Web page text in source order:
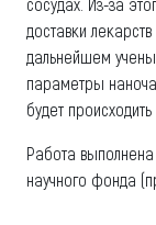
доставки
дальнейшем
параметры
будет
Работа
научного фонда